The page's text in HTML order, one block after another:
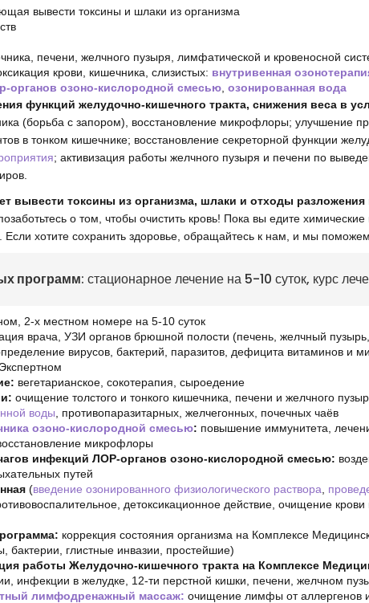
вывести токсины и шлаки из организма
печени, желчного пузыря, лимфатической и кровеносной
крови, кишечника, слизистых: внутривенная
органов озоно-кислородной смесью озонированная вода
функций желудочно-кишечного тракта, снижения веса в
(борьба с запором), восстановление микрофлоры; улучшение
в тонком кишечнике; восстановление секреторной функции
; активизация работы желчного пузыря и печени по
вывести токсины из организма, шлаки и отходы
о том, чтобы очистить кровь! Пока вы едите
Если хотите сохранить здоровье, обращайтесь к нам, и мы
программ: стационарное лечение на 5-10 суток, курс
2-х местном номере на 5-10 суток
врача, УЗИ органов брюшной полости (печень, желчный
вирусов, бактерий, паразитов, дефицита витаминов и
вегетарианское, сокотерапия, сыроедение
очищение толстого и тонкого кишечника, печени и желчного
воды , противопаразитарных, желчегонных, почечных чаёв
озоно-кислородной смесью: повышение иммунитета,
микрофлоры
инфекций ЛОР-органов озоно-кислородной смесью:
путей
(введение озонированного физиологического раствора
детоксикационное действие, очищение крови
коррекция состояния организма на Комплексе
бактерии, глистные инвазии, простейшие)
работы Желудочно-кишечного тракта на Комплексе
инфекции в желудке, 12-ти перстной кишки, печени, желчном
лимфодренажный массаж: очищение лимфы от аллергенов